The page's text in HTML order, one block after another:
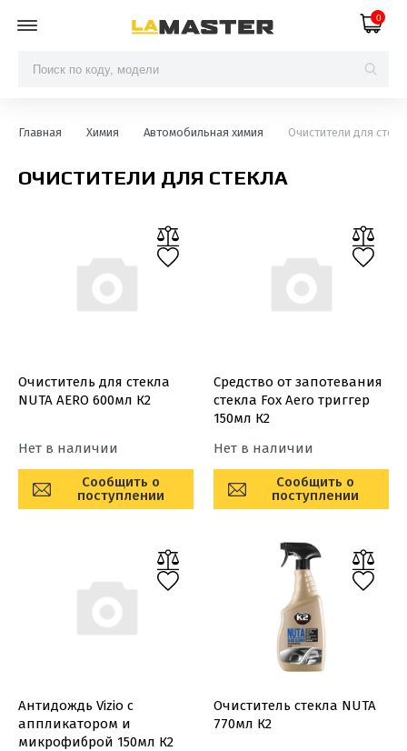
0
Главная Химия Автомобильная химия Очистители для
ОЧИСТИТЕЛИ ДЛЯ СТЕКЛА
Очиститель для стекла
NUTA AERO 600мл К2
Нет в наличии
Сообщить о
поступлении
Средство от запотевания
стекла Fox Aero триггер
150мл К2
Нет в наличии
Сообщить о
поступлении
Антидождь Vizio с
аппликатором и
микрофиброй 150мл К2
Очиститель стекла NUTA
770мл К2